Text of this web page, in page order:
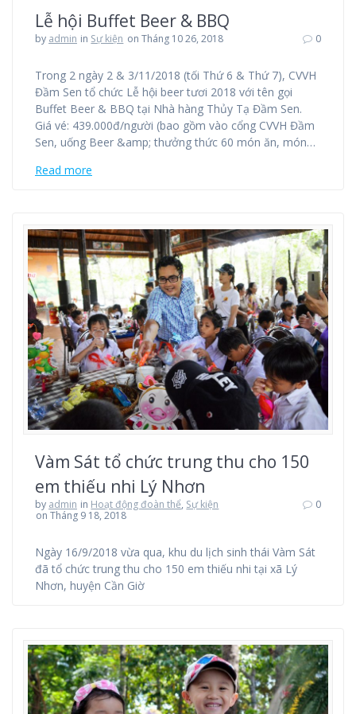
Lễ hội Buffet Beer & BBQ
by admin in Sự kiện on Tháng 10 26, 2018 0
Trong 2 ngày 2 & 3/11/2018 (tối Thứ 6 & Thứ 7), CVVH
Đầm Sen tổ chức Lễ hội beer tươi 2018 với tên gọi
Buffet Beer & BBQ tại Nhà hàng Thủy Tạ Đầm Sen.
Giá vé: 439.000đ/người (bao gồm vào cổng CVVH Đầm
Sen, uống Beer &amp; thưởng thức 60 món ăn, món…
Read more
Vàm Sát tổ chức trung thu cho 150
em thiếu nhi Lý Nhơn
by admin in Hoạt động đoàn thể, Sự kiện
on Tháng 9 18, 2018
0
Ngày 16/9/2018 vừa qua, khu du lịch sinh thái Vàm Sát
đã tổ chức trung thu cho 150 em thiếu nhi tại xã Lý
Nhơn, huyện Cần Giờ